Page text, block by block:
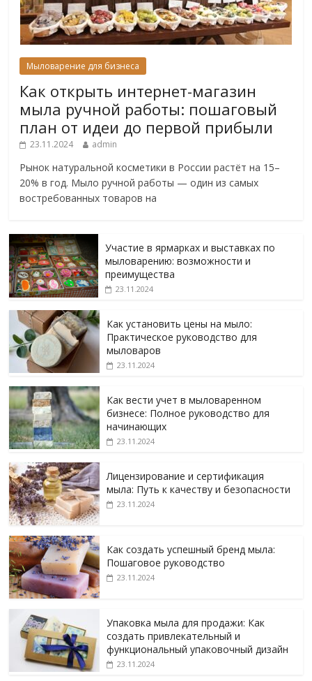
Мыловарение для бизнеса
Как открыть интернет-магазин
мыла ручной работы: пошаговый
план от идеи до первой прибыли
23.11.2024 admin
Рынок натуральной косметики в России растёт на 15–
20% в год. Мыло ручной работы — один из самых
востребованных товаров на
Участие в ярмарках и выставках по
мыловарению: возможности и
преимущества
23.11.2024
Как установить цены на мыло:
Практическое руководство для
мыловаров
23.11.2024
Как вести учет в мыловаренном
бизнесе: Полное руководство для
начинающих
23.11.2024
Лицензирование и сертификация
мыла: Путь к качеству и безопасности
23.11.2024
Как создать успешный бренд мыла:
Пошаговое руководство
23.11.2024
Упаковка мыла для продажи: Как
создать привлекательный и
функциональный упаковочный дизайн
23.11.2024